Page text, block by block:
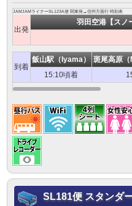
JAMJAMライナーSL123A便 関東発→信州方面行 時刻表
出発
羽田空港【スノ
到着
飯山駅（Iyama） 斑尾高原（
15:10頃着
SL181便 スタンダ